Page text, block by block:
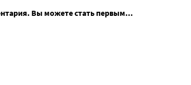
Вы можете стать первым...